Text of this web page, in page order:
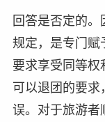
回答是否定的
规定，是专门赋
要求享受同等权
可以退团的要求
误。对于旅游者